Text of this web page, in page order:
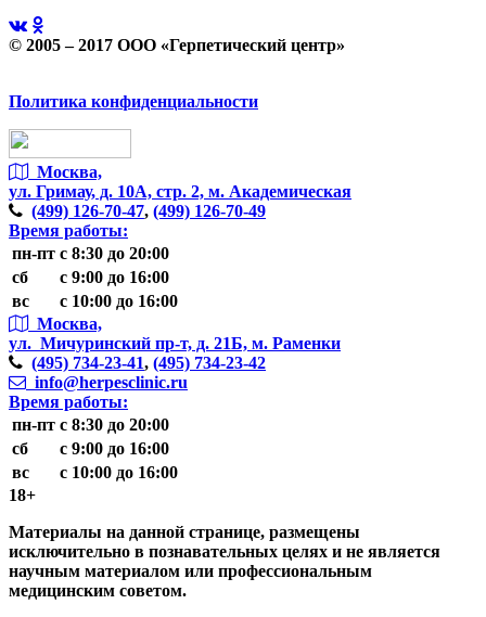
© 2005 – 2017 ООО «Герпетический центр»
Политика конфиденциальности
Москва,
ул. Гримау, д. 10А, стр. 2, м. Академическая
(499) 126-70-47, (499) 126-70-49
Время работы:
пн-пт с 8:30 до 20:00
сб
с 9:00 до 16:00
вс
с 10:00 до 16:00
Москва,
ул. Мичуринский пр-т, д. 21Б, м. Раменки
(495) 734-23-41, (495) 734-23-42
info@herpesclinic.ru
Время работы:
пн-пт с 8:30 до 20:00
сб
с 9:00 до 16:00
вс
с 10:00 до 16:00
18+
Материалы на данной странице, размещены
исключительно в познавательных целях и не является
научным материалом или профессиональным
медицинским советом.